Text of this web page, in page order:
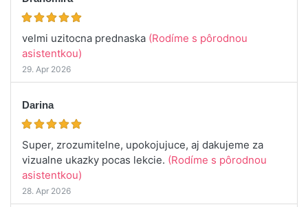
velmi uzitocna prednaska (Rodíme s pôrodnou
asistentkou)
29. Apr 2026
Darina
Super, zrozumitelne, upokojujuce, aj dakujeme za
vizualne ukazky pocas lekcie. (Rodíme s pôrodnou
asistentkou)
28. Apr 2026